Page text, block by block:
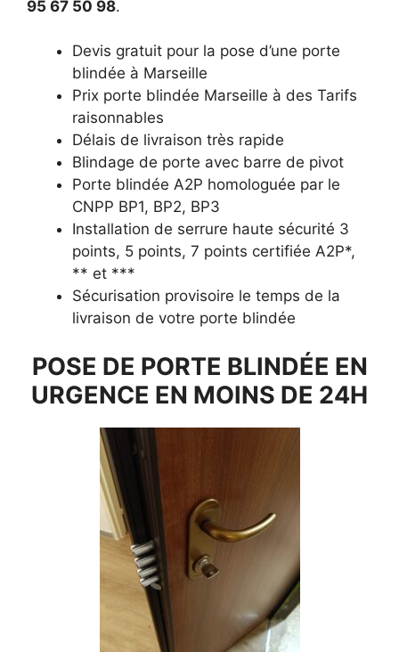
95 67 50 98.
Devis gratuit pour la pose d’une porte
blindée à Marseille
Prix porte blindée Marseille à des Tarifs
raisonnables
Délais de livraison très rapide
Blindage de porte avec barre de pivot
Porte blindée A2P homologuée par le
CNPP BP1, BP2, BP3
Installation de serrure haute sécurité 3
points, 5 points, 7 points certifiée A2P*,
** et ***
Sécurisation provisoire le temps de la
livraison de votre porte blindée
POSE DE PORTE BLINDÉE EN
URGENCE EN MOINS DE 24H